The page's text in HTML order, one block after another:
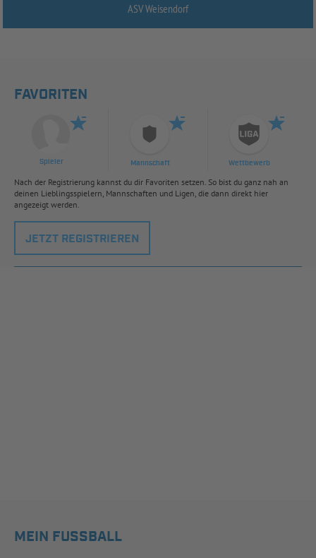
ASV Weisendorf
FAVORITEN
Spieler Mannschaft Wettbewerb
Nach der Registrierung kannst du dir Favoriten setzen. So bist du ganz nah an
deinen Lieblingsspielern, Mannschaften und Ligen, die dann direkt hier
angezeigt werden.
JETZT REGISTRIEREN
MEIN FUSSBALL